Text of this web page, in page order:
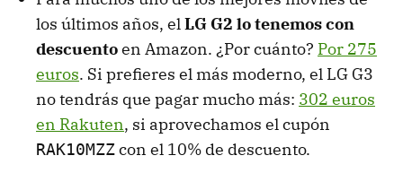
los últimos años, elLG G2 lo tenemos con
descuentoen Amazon. ¿Por cuánto? Por 275
euros. Si prefieres el más moderno, el LG G3
no tendrás que pagar mucho más: 302 euros
en Rakuten, si aprovechamos el cupón
RAK10MZZcon el 10% de descuento.